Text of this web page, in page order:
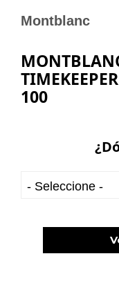
Montblanc
100